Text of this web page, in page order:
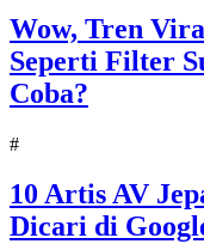
Wow, Tren
Seperti Filter
Coba?
#
10 Artis AV
Dicari di